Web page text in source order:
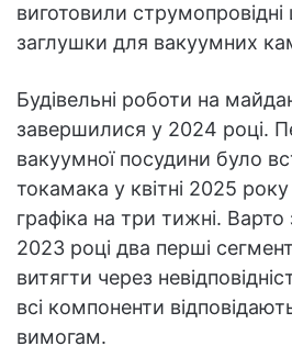
виготовили струмопровідні
заглушки для вакуумних
Будівельні роботи на
завершилися у 2024 році.
вакуумної посудини було
токамака у квітні 2025
графіка на три тижні.
2023 році два перші
витягти через
всі компоненти
вимогам.